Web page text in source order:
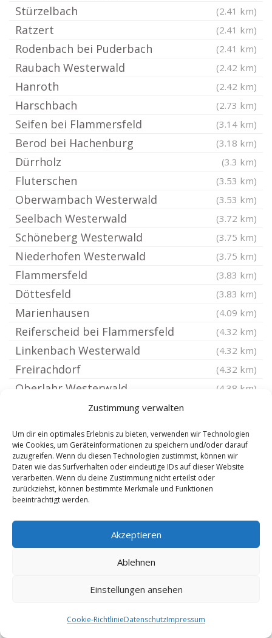
Zustimmung verwalten
Um dir ein optimales Erlebnis zu bieten, verwenden wir Technologien
wie Cookies, um Geräteinformationen zu speichern und/oder darauf
zuzugreifen. Wenn du diesen Technologien zustimmst, können wir
Daten wie das Surfverhalten oder eindeutige IDs auf dieser Website
verarbeiten. Wenn du deine Zustimmung nicht erteilst oder
zurückziehst, können bestimmte Merkmale und Funktionen
beeinträchtigt werden.
Akzeptieren
Ablehnen
Einstellungen ansehen
Cookie-RichtlinieDatenschutzImpressum
Stürzelbach (2.41 km)
Ratzert (2.41 km)
Rodenbach bei Puderbach (2.41 km)
Raubach Westerwald (2.42 km)
Hanroth (2.42 km)
Harschbach (2.73 km)
Seifen bei Flammersfeld (3.14 km)
Berod bei Hachenburg (3.18 km)
Dürrholz (3.3 km)
Fluterschen (3.53 km)
Oberwambach Westerwald (3.53 km)
Seelbach Westerwald (3.72 km)
Schöneberg Westerwald (3.75 km)
Niederhofen Westerwald (3.75 km)
Flammersfeld (3.83 km)
Döttesfeld (3.83 km)
Marienhausen (4.09 km)
Reiferscheid bei Flammersfeld (4.32 km)
Linkenbach Westerwald (4.32 km)
Freirachdorf (4.32 km)
Oberlahr Westerwald (4.38 km)
Obernau Westerwald
Borod Westerwald (4.52 km)
Höchstenbach (4.53 km)
Welkenbach Westerwald
Eichen Kreis Altenkirchen Westerwald
Pleckhausen (4.53 km)
Horhausen Westerwald
Urbach Westerwald
Dernbach bei Dierdorf